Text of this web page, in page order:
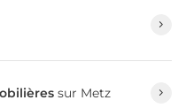
sur Metz